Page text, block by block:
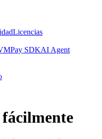
Licencias
Pay SDKAI Agent